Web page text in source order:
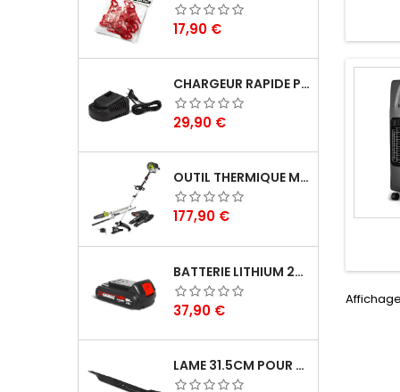
Prix
17,90 €
CHARGEUR RAPIDE POUR BATTERIE 20V LITHIUM - ELEM GARDEN TECHNIC
Prix
29,90 €
OUTIL THERMIQUE MULTIFONCTIONS 4 EN 1 52CC - GREATLAND
Prix
177,90 €
BATTERIE LITHIUM 20V - 2AH - X PERFORMER
Prix
37,90 €
LAME 31.5CM POUR TONDEUSE ÉLECTRIQUE ELEM GARDEN